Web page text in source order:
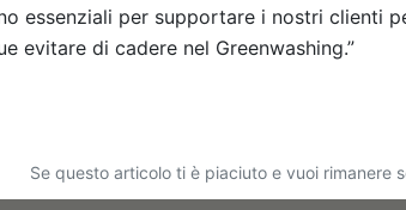
essenziali per supportare i nostri clienti
evitare di cadere nel Greenwashing.”
Se questo articolo ti è piaciuto e vuoi rimanere